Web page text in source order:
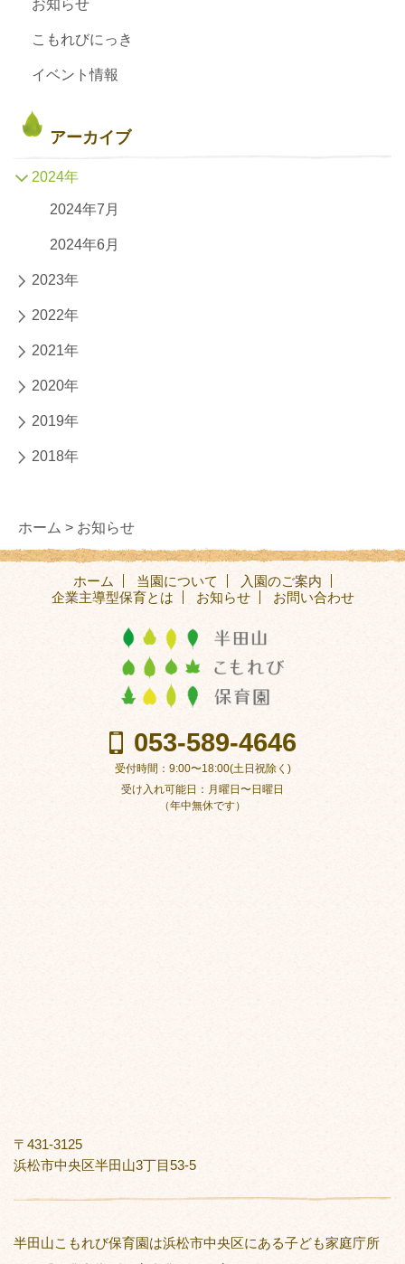
お知らせ
こもれびにっき
イベント情報
アーカイブ
2024年
2024年7月
2024年6月
2023年
2022年
2021年
2020年
2019年
2018年
ホーム > お知らせ
ホーム 当園について
入園のご案内
企業主導型保育とは
お知らせ お問い合わせ
053-589-4646
受付時間：9:00〜18:00(土日祝除く)
受け入れ可能日：月曜日〜日曜日
（年中無休です）
〒431-3125
浜松市中央区半田山3丁目53-5
半田山こもれび保育園は浜松市中央区にある子ども家庭庁所